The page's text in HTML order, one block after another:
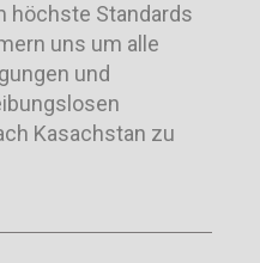
höchste Standards
uns um alle
und
Kasachstan zu